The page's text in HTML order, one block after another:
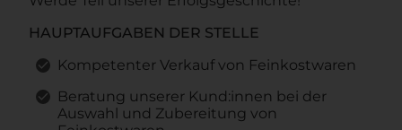
HAUPTAUFGABEN DER STELLE
Kompetenter Verkauf von Feinkostwaren
Beratung unserer Kund:innen bei der
Auswahl und Zubereitung von